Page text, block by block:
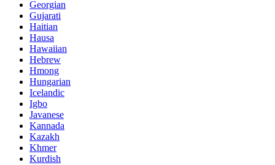
Georgian
Gujarati
Haitian
Hausa
Hawaiian
Hebrew
Hmong
Hungarian
Icelandic
Igbo
Javanese
Kannada
Kazakh
Khmer
Kurdish